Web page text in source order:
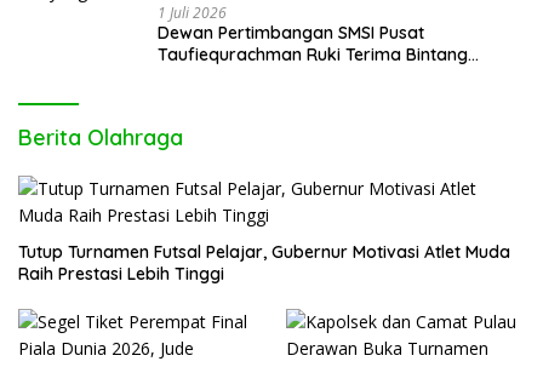
1 Juli 2026
Dewan Pertimbangan SMSI Pusat
Taufiequrachman Ruki Terima Bintang
Berita Olahraga
Tutup Turnamen Futsal Pelajar, Gubernur Motivasi Atlet Muda
Raih Prestasi Lebih Tinggi